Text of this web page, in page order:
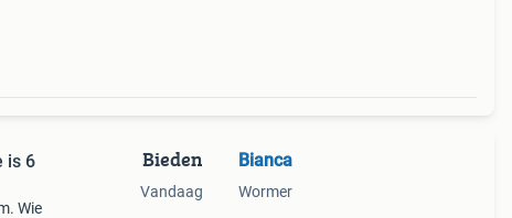
is 6
Wie
Bieden
Vandaag
Bianca
Wormer